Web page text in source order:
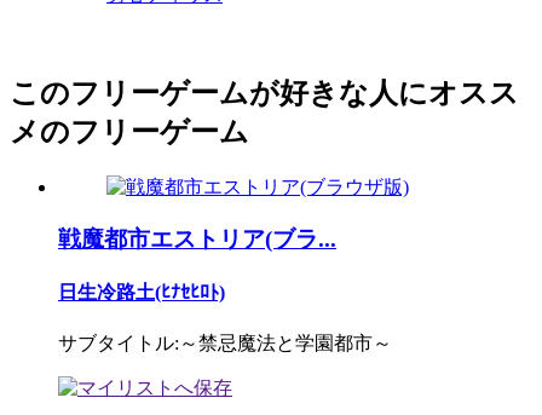
このフリーゲームが好きな人にオスス
メのフリーゲーム
戦魔都市エストリア(ブラ...
日生冷路土(ﾋﾅｾﾋﾛﾄ)
サブタイトル:～禁忌魔法と学園都市～